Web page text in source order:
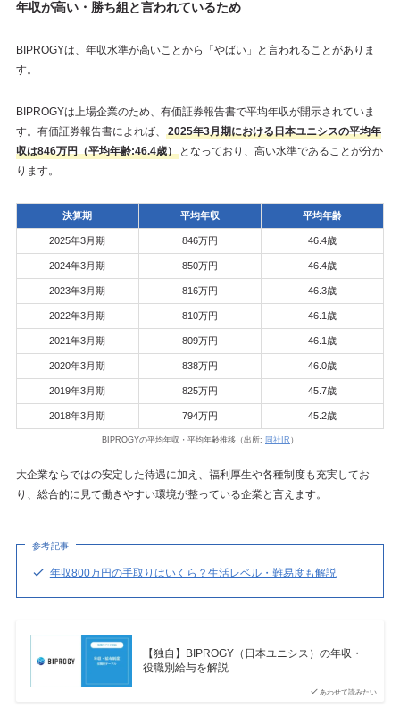
年収が高い・勝ち組と言われているため
BIPROGYは、年収水準が高いことから「やばい」と言われることがありま
す。
BIPROGYは上場企業のため、有価証券報告書で平均年収が開示されていま
す。有価証券報告書によれば、
2025年3月期における日本ユニシスの平均年
収は846万円（平均年齢:46.4歳）となっており、高い水準であることが分か
ります。
決算期 平均年収 平均年齢
2025年3月期 846万円 46.4歳
2024年3月期 850万円 46.4歳
2023年3月期 816万円 46.3歳
2022年3月期 810万円 46.1歳
2021年3月期 809万円 46.1歳
2020年3月期 838万円 46.0歳
2019年3月期 825万円 45.7歳
2018年3月期 794万円 45.2歳
BIPROGYの平均年収・平均年齢推移（出所: 同社IR ）
大企業ならではの安定した待遇に加え、福利厚生や各種制度も充実してお
り、総合的に見て働きやすい環境が整っている企業と言えます。
参考記事
年収800万円の手取りはいくら？生活レベル・難易度も解説
あわせて読みたい
【独自】BIPROGY（日本ユニシス）の年収・
役職別給与を解説